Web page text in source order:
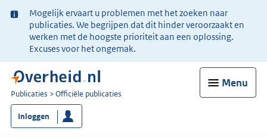
Ter
informatie:
Mogelijk ervaart u problemen met het zoeken naar
publicaties. We begrijpen dat dit hinder veroorzaakt en
werken met de hoogste prioriteit aan een oplossing.
Excuses voor het ongemak.
Menu
U
bent
nu
hier:
Publicaties Officiële publicaties
Inloggen